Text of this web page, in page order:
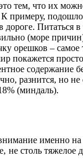
тем, что их
примеру,
Питаться в
(море
орешков – самое
покажется
содержание
разнится, но
(миндаль).
именно
не столь тяжелое